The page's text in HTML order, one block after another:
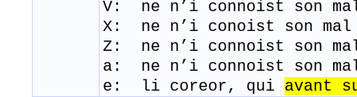
V: ne n’i connoist son
X: ne n’i conoist son mal
Z: ne n’i connoist son
a: ne n’i connoist son
e: li coreor, qui avant